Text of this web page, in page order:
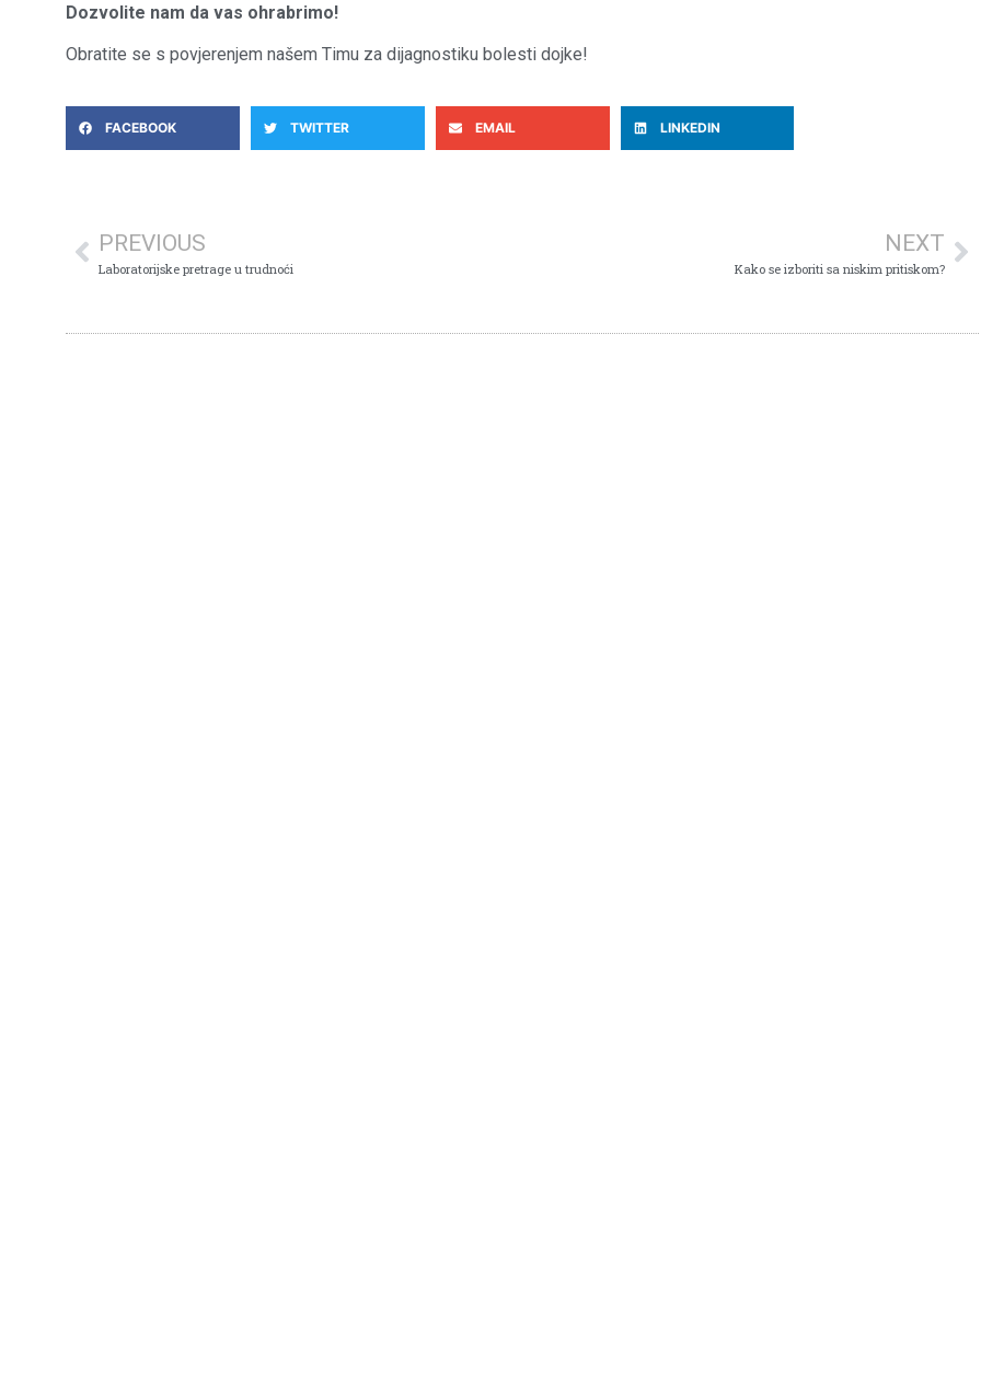
Dozvolite nam da vas ohrabrimo!
Obratite se s povjerenjem našem Timu za dijagnostiku bolesti dojke!
FACEBOOK TWITTER EMAIL LINKEDIN
PREVIOUS
Laboratorijske pretrage u trudnoći
NEXT
Kako se izboriti sa niskim pritiskom?